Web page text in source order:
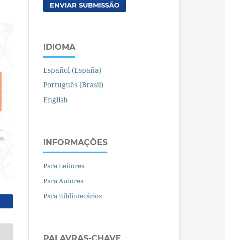
ENVIAR SUBMISSÃO
IDIOMA
Español (España)
Português (Brasil)
English
INFORMAÇÕES
Para Leitores
Para Autores
Para Bibliotecários